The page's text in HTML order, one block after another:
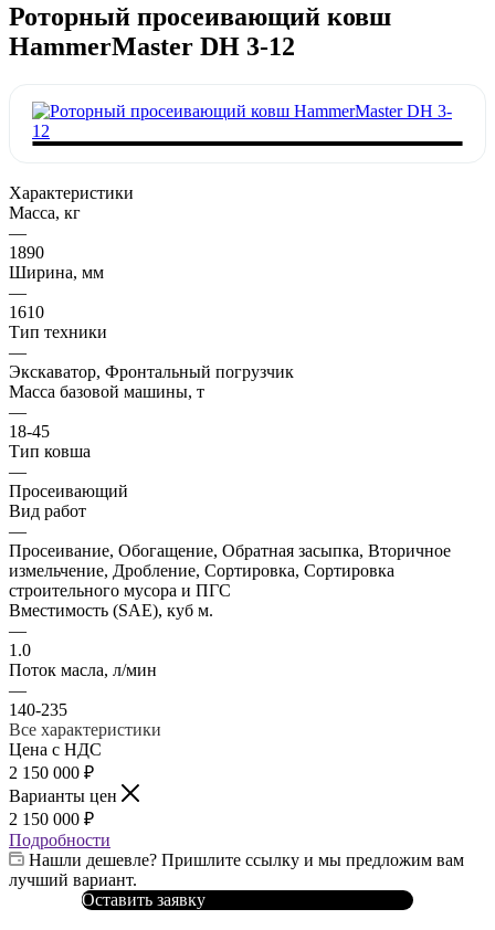
Роторный просеивающий ковш
HammerMaster DH 3-12
Характеристики
Масса, кг
—
1890
Ширина, мм
—
1610
Тип техники
—
Экскаватор, Фронтальный погрузчик
Масса базовой машины, т
—
18-45
Тип ковша
—
Просеивающий
Вид работ
—
Просеивание, Обогащение, Обратная засыпка, Вторичное
измельчение, Дробление, Сортировка, Сортировка
строительного мусора и ПГС
Вместимость (SAE), куб м.
—
1.0
Поток масла, л/мин
—
140-235
Все характеристики
Цена с НДС
2 150 000 ₽
Варианты цен
2 150 000 ₽
Подробности
Нашли дешевле? Пришлите ссылку и мы предложим вам
лучший вариант.
Оставить заявку